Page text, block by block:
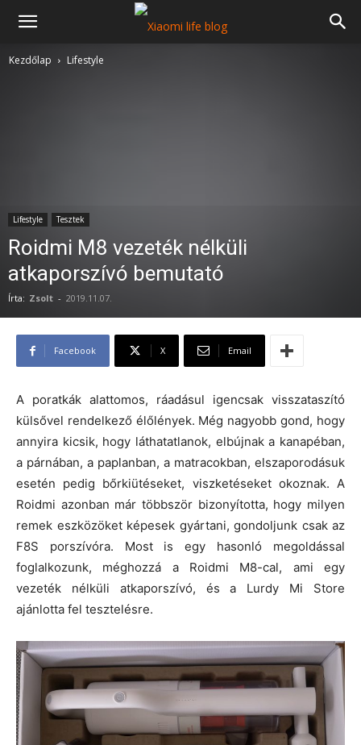
Kezdőlap Lifestyle
Lifestyle Tesztek
Roidmi M8 vezeték nélküli
atkaporszívó bemutató
Írta: Zsolt - 2019.11.07.
Facebook X Email
A poratkák alattomos, ráadásul igencsak visszataszító
külsővel rendelkező élőlények. Még nagyobb gond, hogy
annyira kicsik, hogy láthatatlanok, elbújnak a kanapéban,
a párnában, a paplanban, a matracokban, elszaporodásuk
esetén pedig bőrkiütéseket, viszketéseket okoznak. A
Roidmi azonban már többször bizonyította, hogy milyen
remek eszközöket képesek gyártani, gondoljunk csak az
F8S porszívóra. Most is egy hasonló megoldással
foglalkozunk, méghozzá a Roidmi M8-cal, ami egy
vezeték nélküli atkaporszívó, és a Lurdy Mi Store
ajánlotta fel tesztelésre.